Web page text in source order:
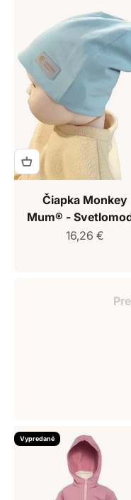
Čiapka Monkey
Mum® -
Predajná
16,26 €
Vypredané